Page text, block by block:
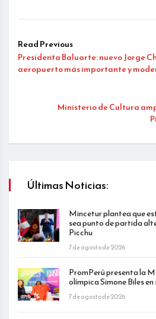
Read Previous
Presidenta Baluarte: nuevo Jorge
aeropuerto más importante y
Ministerio de Cultura
Últimas Noticias:
Mincetur plantea que
sea punto de partida
Picchu
7 de agosto de 2026
PromPerú presenta la
olímpica Simone Biles
7 de agosto de 2026